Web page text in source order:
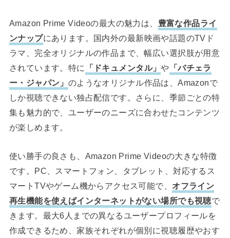
Amazon Prime Videoの最大の魅力は、 豊富な作品ライ
ンナップにあります。国内外の最新映画や話題のTVド
ラマ、完全オリジナルの作品まで、幅広い選択肢が用意
されています。特に
「ドキュメンタル」や 「バチェラ
ー・ジャパン」 のようなオリジナル作品は、Amazonで
しか視聴できない独占配信です。さらに、季節ごとの特
集も魅力的で、ユーザーのニーズに合わせたコンテンツ
が楽しめます。
使い勝手の良さも、Amazon Prime Videoの大きな特徴
です。PC、スマートフォン、タブレット、対応するス
マートTVやゲーム機からアクセス可能で、 オフライン
再生機能を使えばインターネットがない場所でも視聴で
きます。最大6人までの異なるユーザープロフィールを
作成できるため、家族それぞれが個別に視聴履歴やおす